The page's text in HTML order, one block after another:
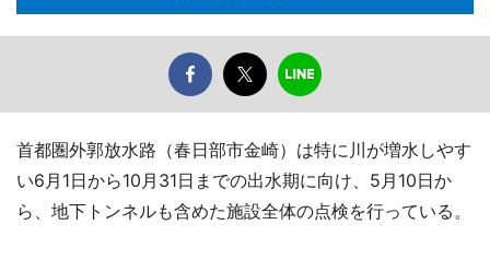
首都圏外郭放水路（春日部市金崎）は特に川が増水しやす
い6月1日から10月31日までの出水期に向け、5月10日か
ら、地下トンネルも含めた施設全体の点検を行っている。